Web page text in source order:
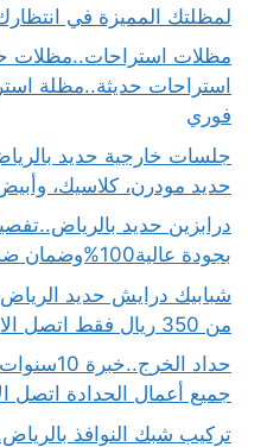
لمظلتك المميزة في
مظلات استراحات..مظلات
فوري
حديد مودرن، كلاسيك،
درابزين حديد
بجودة عالية100%وضمان ضد الصدأ
شبابيك درايش حديد
من 350 ريال فقط اتصل الان
جميع أعمال الحدادة اتصل